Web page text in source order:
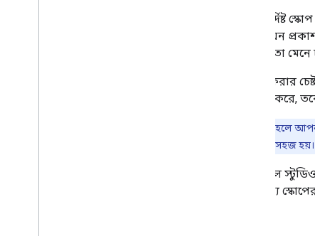
কিছু নির্দিষ্ট স্কোপ
অ্যাড-অন
সীমাবদ্ধতা
প্রকাশ করার
ব্যবহার করে,
সম্ভব হলে
রিভিউ পাস করা সহজ
ভিজ্যুয়াল
যার মধ্যে